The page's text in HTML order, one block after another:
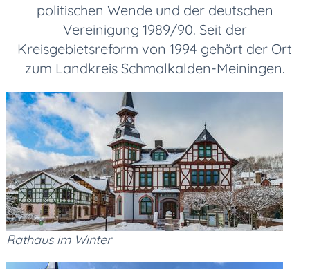
politischen Wende und der deutschen
Vereinigung 1989/90. Seit der
Kreisgebietsreform von 1994 gehört der Ort
zum Landkreis Schmalkalden-Meiningen.
Rathaus im Winter